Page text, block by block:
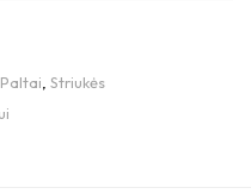
Paltai Striukės